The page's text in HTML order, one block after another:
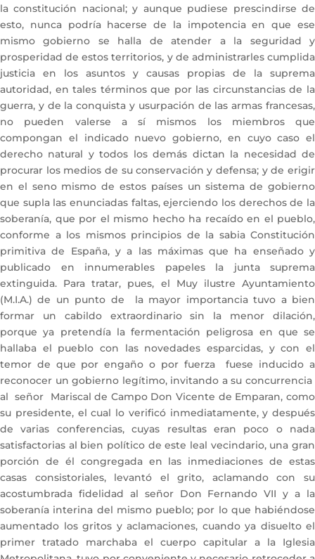
la constitución nacional; y aunque pudiese prescindirse de
esto, nunca podría hacerse de la impotencia en que ese
mismo gobierno se halla de atender a la seguridad y
prosperidad de estos territorios, y de administrarles cumplida
justicia en los asuntos y causas propias de la suprema
autoridad, en tales términos que por las circunstancias de la
guerra, y de la conquista y usurpación de las armas francesas,
no pueden valerse a sí mismos los miembros que
compongan el indicado nuevo gobierno, en cuyo caso el
derecho natural y todos los demás dictan la necesidad de
procurar los medios de su conservación y defensa; y de erigir
en el seno mismo de estos países un sistema de gobierno
que supla las enunciadas faltas, ejerciendo los derechos de la
soberanía, que por el mismo hecho ha recaído en el pueblo,
conforme a los mismos principios de la sabia Constitución
primitiva de España, y a las máximas que ha enseñado y
publicado en innumerables papeles la junta suprema
extinguida. Para tratar, pues, el Muy ilustre Ayuntamiento
(M.I.A.) de un punto de la mayor importancia tuvo a bien
formar un cabildo extraordinario sin la menor dilación,
porque ya pretendía la fermentación peligrosa en que se
hallaba el pueblo con las novedades esparcidas, y con el
temor de que por engaño o por fuerza fuese inducido a
reconocer un gobierno legítimo, invitando a su concurrencia
al señor Mariscal de Campo Don Vicente de Emparan, como
su presidente, el cual lo verificó inmediatamente, y después
de varias conferencias, cuyas resultas eran poco o nada
satisfactorias al bien político de este leal vecindario, una gran
porción de él congregada en las inmediaciones de estas
casas consistoriales, levantó el grito, aclamando con su
acostumbrada fidelidad al señor Don Fernando VII y a la
soberanía interina del mismo pueblo; por lo que habiéndose
aumentado los gritos y aclamaciones, cuando ya disuelto el
primer tratado marchaba el cuerpo capitular a la Iglesia